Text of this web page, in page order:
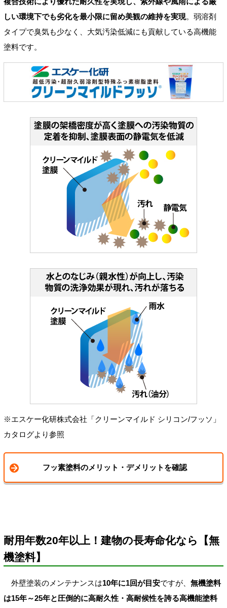
しい環境下でも劣化を最小限に留め美観の維持を実現。弱溶剤
タイプで臭気も少なく、大気汚染低減にも貢献している高機能
塗料です。
※エスケー化研株式会社「クリーンマイルド シリコン/フッソ」
カタログより参照
フッ素塗料のメリット・デメリットを確認
耐用年数20年以上！建物の長寿命化なら【無
機塗料】
外壁塗装のメンテナンスは10年に1回が目安ですが、 無機塗料
は15年～25年と圧倒的に高耐久性・高耐候性を誇る高機能塗料